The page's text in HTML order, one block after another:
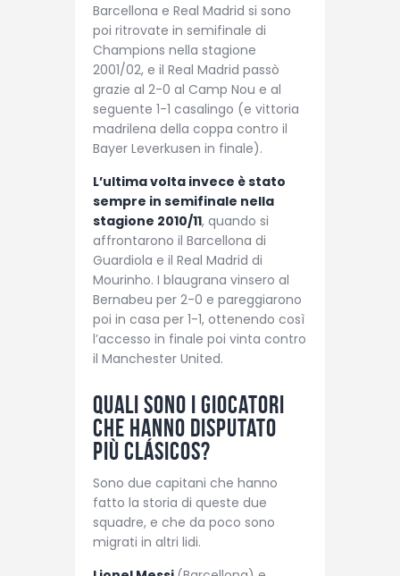
Barcellona e Real Madrid si sono
poi ritrovate in semifinale di
Champions nella stagione
2001/02, e il Real Madrid passò
grazie al 2-0 al Camp Nou e al
seguente 1-1 casalingo (e vittoria
madrilena della coppa contro il
Bayer Leverkusen in finale).
L’ultima volta invece è stato
sempre in semifinale nella
stagione 2010/11, quando si
affrontarono il Barcellona di
Guardiola e il Real Madrid di
Mourinho. I blaugrana vinsero al
Bernabeu per 2-0 e pareggiarono
poi in casa per 1-1, ottenendo così
l’accesso in finale poi vinta contro
il Manchester United.
Quali sono i giocatori
che hanno disputato
più Clásicos?
Sono due capitani che hanno
fatto la storia di queste due
squadre, e che da poco sono
migrati in altri lidi.